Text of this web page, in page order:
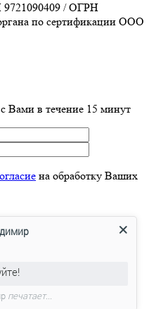
/ ОГРН
по сертификации ООО
Вами в течение 15 минут
на обработку Ваших
Вами в течение 15 минут